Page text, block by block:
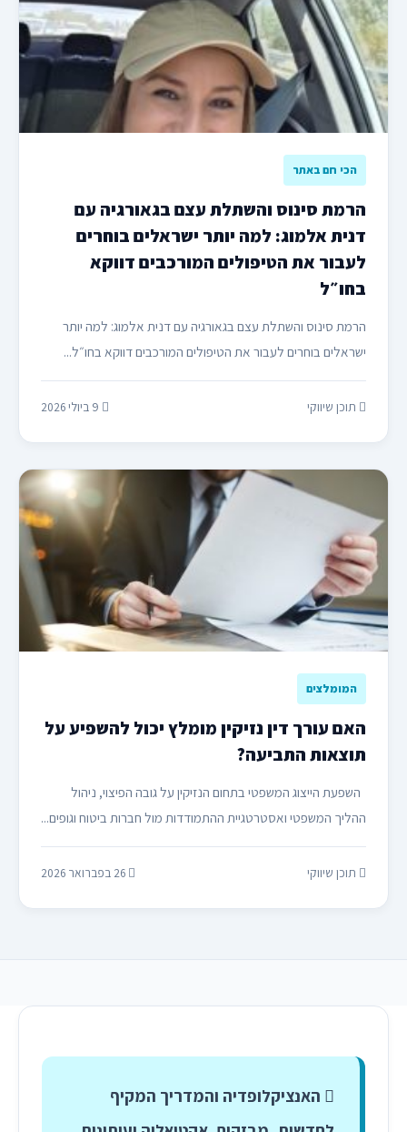
הכי חם באתר
הרמת סינוס והשתלת עצם בגאורגיה עם
דנית אלמוג: למה יותר ישראלים בוחרים
לעבור את הטיפולים המורכבים דווקא
בחו״ל
הרמת סינוס והשתלת עצם בגאורגיה עם דנית אלמוג: למה יותר
ישראלים בוחרים לעבור את הטיפולים המורכבים דווקא בחו״ל...
תוכן שיווקי
המומלצים
האם עורך דין נזיקין מומלץ יכול להשפיע על
תוצאות התביעה?
השפעת הייצוג המשפטי בתחום הנזיקין על גובה הפיצוי, ניהול
ההליך המשפטי ואסטרטגיית ההתמודדות מול חברות ביטוח וגופים...
תוכן שיווקי
האנציקלופדיה והמדריך המקיף